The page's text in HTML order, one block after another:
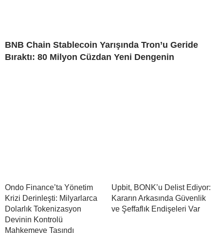
BNB Chain Stablecoin Yarışında Tron’u Geride
Bıraktı: 80 Milyon Cüzdan Yeni Dengenin
Ondo Finance’ta Yönetim
Krizi Derinleşti: Milyarlarca
Dolarlık Tokenizasyon
Devinin Kontrolü
Mahkemeye Taşındı
Upbit, BONK’u Delist Ediyor:
Kararın Arkasında Güvenlik
ve Şeffaflık Endişeleri Var